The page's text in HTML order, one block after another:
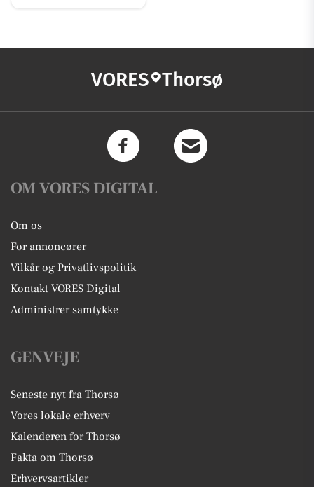
VORES Thorsø
OM VORES DIGITAL
Om os
For annoncører
Vilkår og Privatlivspolitik
Kontakt VORES Digital
Administrer samtykke
GENVEJE
Seneste nyt fra Thorsø
Vores lokale erhverv
Kalenderen for Thorsø
Fakta om Thorsø
Erhvervsartikler